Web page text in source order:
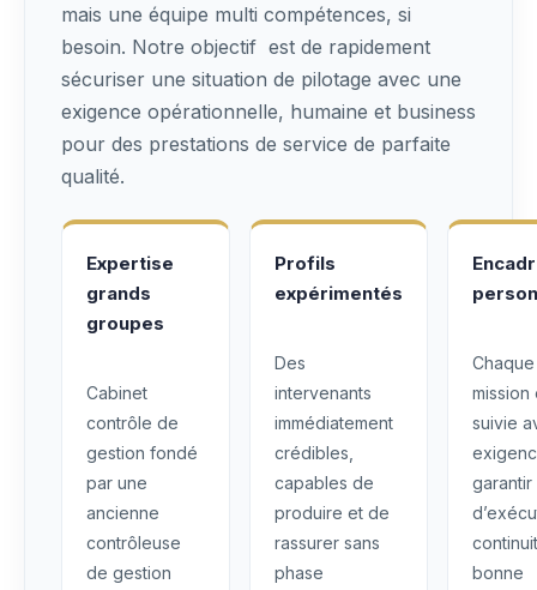
mais une équipe multi compétences, si
besoin. Notre objectif est de rapidement
sécuriser une situation de pilotage avec une
exigence opérationnelle, humaine et business
pour des prestations de service de parfaite
qualité.
Expertise
grands
groupes
Cabinet
contrôle de
gestion fondé
par une
ancienne
contrôleuse
de gestion
Profils
expérimentés
Des
intervenants
immédiatement
crédibles,
capables de
produire et de
rassurer sans
phase
Chaque
mission
suivie
garantir
bonne